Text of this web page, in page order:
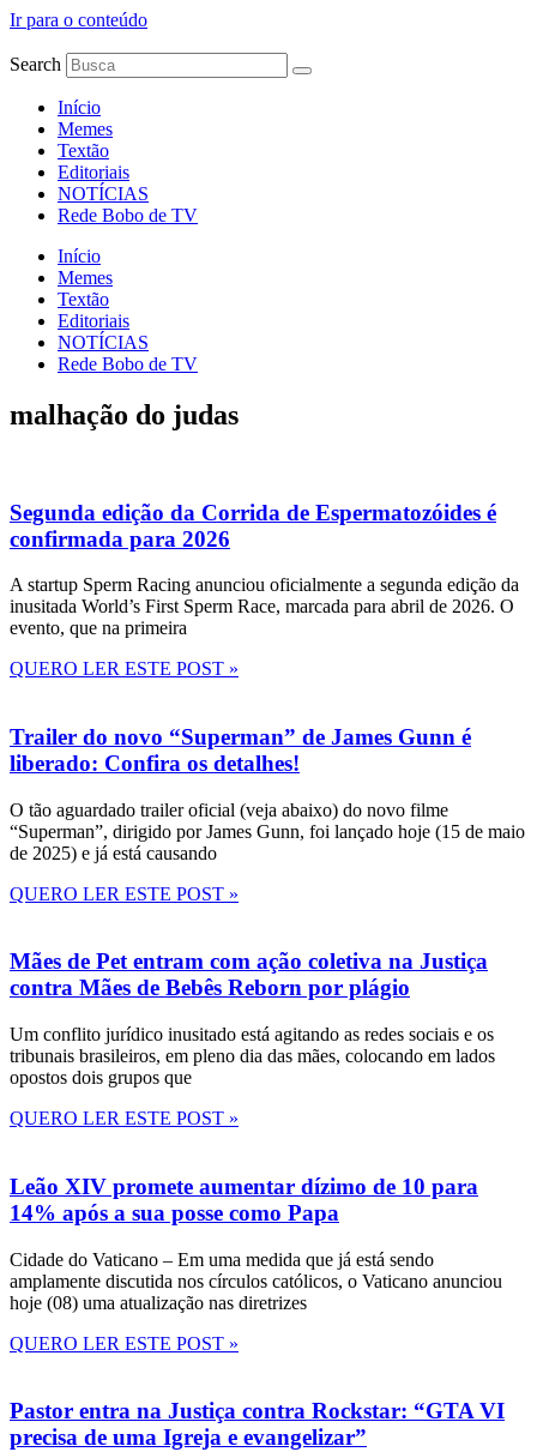
Ir para o conteúdo
Search
Início
Memes
Textão
Editoriais
NOTÍCIAS
Rede Bobo de TV
Início
Memes
Textão
Editoriais
NOTÍCIAS
Rede Bobo de TV
malhação do judas
Segunda edição da Corrida de Espermatozóides é
confirmada para 2026
A startup Sperm Racing anunciou oficialmente a segunda edição da
inusitada World’s First Sperm Race, marcada para abril de 2026. O
evento, que na primeira
QUERO LER ESTE POST »
Trailer do novo “Superman” de James Gunn é
liberado: Confira os detalhes!
O tão aguardado trailer oficial (veja abaixo) do novo filme
“Superman”, dirigido por James Gunn, foi lançado hoje (15 de maio
de 2025) e já está causando
QUERO LER ESTE POST »
Mães de Pet entram com ação coletiva na Justiça
contra Mães de Bebês Reborn por plágio
Um conflito jurídico inusitado está agitando as redes sociais e os
tribunais brasileiros, em pleno dia das mães, colocando em lados
opostos dois grupos que
QUERO LER ESTE POST »
Leão XIV promete aumentar dízimo de 10 para
14% após a sua posse como Papa
Cidade do Vaticano – Em uma medida que já está sendo
amplamente discutida nos círculos católicos, o Vaticano anunciou
hoje (08) uma atualização nas diretrizes
QUERO LER ESTE POST »
Pastor entra na Justiça contra Rockstar: “GTA VI
precisa de uma Igreja e evangelizar”